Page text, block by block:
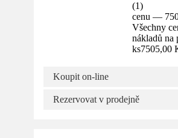
(1)
cenu —
Všechny
nákladů na
ks7505,00
Koupit on-line
Rezervovat v prodejně